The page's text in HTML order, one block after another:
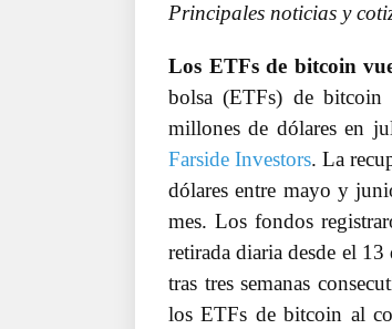
Principales noticias y
Los ETFs de bitcoin
bolsa (ETFs) de
millones de dólares en
Farside Investors. La
dólares entre mayo y
mes. Los fondos
retirada diaria desde el
tras tres semanas
los ETFs de bitcoin al